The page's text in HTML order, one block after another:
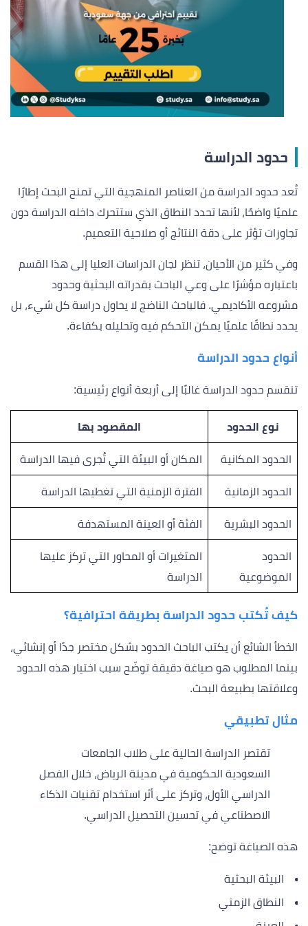
حدود الدراسة
تُعد حدود الدراسة من العناصر المنهجية التي تمنح البحث إطارًا
علميًا واضحًا، لأنها تحدد النطاق الذي ستتحرك داخله الدراسة دون
تجاوزات تؤثر على دقة النتائج أو صلاحية التعميم.
وفي كثير من الأحيان، تنظر لجان الدراسات العليا إلى هذا القسم
باعتباره مؤشرًا على وعي الباحث بقدراته البحثية وحدود
مشروعه الأكاديمي. فالباحث الناضج لا يحاول دراسة كل شيء، بل
يحدد نطاقًا علميًا يمكن التحكم فيه وتحليله بكفاءة.
أنواع حدود الدراسة
تنقسم حدود الدراسة غالبًا إلى أربعة أنواع رئيسية:
نوع الحدود المقصود بها
الحدود المكانية المكان أو البيئة التي تُجرى فيها الدراسة
الحدود الزمانية الفترة الزمنية التي تغطيها الدراسة
الحدود البشرية الفئة أو العينة المستهدفة
الحدود
الموضوعية
المتغيرات أو المحاور التي تركز عليها
الدراسة
كيف تُكتب حدود الدراسة بطريقة احترافية؟
الخطأ الشائع أن يكتب الباحث الحدود بشكل مختصر جدًا أو إنشائي،
بينما المطلوب هو صياغة دقيقة توضّح سبب اختيار هذه الحدود
وعلاقتها بطبيعة البحث.
مثال تطبيقي
تقتصر الدراسة الحالية على طلاب الجامعات
السعودية الحكومية في مدينة الرياض، خلال الفصل
الدراسي الأول، وتركز على أثر استخدام تقنيات الذكاء
الاصطناعي في تحسين التحصيل الدراسي.
هذه الصياغة توضح:
البيئة البحثية
النطاق الزمني